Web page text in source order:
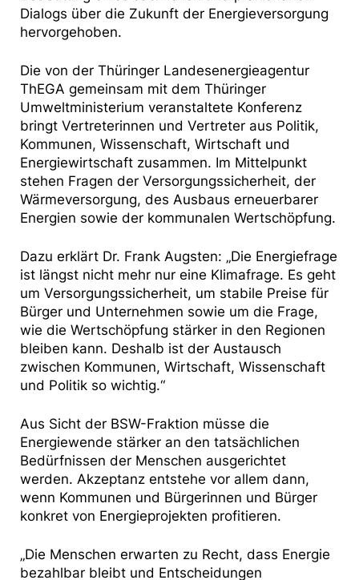
Dialogs über die Zukunft der Energieversorgung
hervorgehoben.
Die von der Thüringer Landesenergieagentur
ThEGA gemeinsam mit dem Thüringer
Umweltministerium veranstaltete Konferenz
bringt Vertreterinnen und Vertreter aus Politik,
Kommunen, Wissenschaft, Wirtschaft und
Energiewirtschaft zusammen. Im Mittelpunkt
stehen Fragen der Versorgungssicherheit, der
Wärmeversorgung, des Ausbaus erneuerbarer
Energien sowie der kommunalen Wertschöpfung.
Dazu erklärt Dr. Frank Augsten: „Die Energiefrage
ist längst nicht mehr nur eine Klimafrage. Es geht
um Versorgungssicherheit, um stabile Preise für
Bürger und Unternehmen sowie um die Frage,
wie die Wertschöpfung stärker in den Regionen
bleiben kann. Deshalb ist der Austausch
zwischen Kommunen, Wirtschaft, Wissenschaft
und Politik so wichtig.“
Aus Sicht der BSW-Fraktion müsse die
Energiewende stärker an den tatsächlichen
Bedürfnissen der Menschen ausgerichtet
werden. Akzeptanz entstehe vor allem dann,
wenn Kommunen und Bürgerinnen und Bürger
konkret von Energieprojekten profitieren.
„Die Menschen erwarten zu Recht, dass Energie
bezahlbar bleibt und Entscheidungen